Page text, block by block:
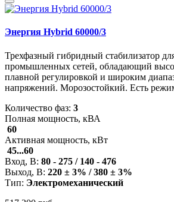
Энергия Hybrid 60000/3
Трехфазный гибридный стабилизатор
промышленных сетей, обладающий
плавной регулировкой и широким
напряжений. Морозостойкий. Есть
Количество фаз: 3
Полная мощность, кВА
60
Активная мощность, кВт
45...60
Вход, В: 80 - 275 / 140 - 476
Выход, В: 220 ± 3% / 380 ± 3%
Тип: Электромеханический